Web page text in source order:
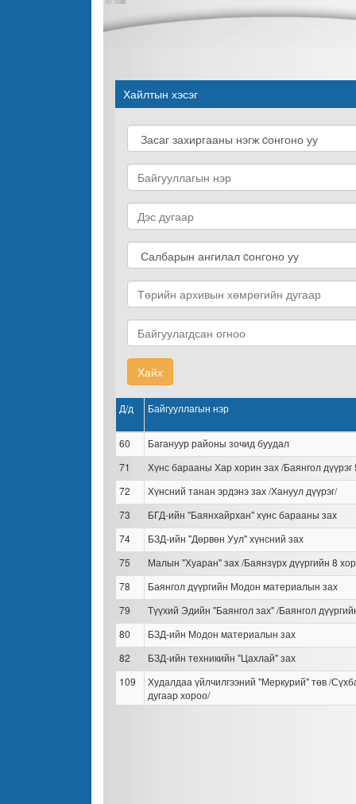
Хайлтын хэсэг
Хайх
Д/д Байгууллагын нэр
60
Багануур районы зочид буудал
71
Хүнс барааны Хар хорин зах /Баянгол дүүрэг
72
Хүнсний танан эрдэнэ зах /Хануул дүүрэг/
73
БГД-ийн "Баянхайрхан" хүнс барааны зах
74
БЗД-ийн "Дөрвөн Уул" хүнсний зах
75
Малын "Хуаран" зах /Баянзүрх дүүргийн 8
78
Баянгол дүүргийн Модон материалын зах
79
Түүхий Эдийн "Баянгол зах" /Баянгол
80
БЗД-ийн Модон материалын зах
82
БЗД-ийн техникийн "Цахлай" зах
109
Худалдаа үйлчилгээний "Меркурий" төв /
дугаар хороо/